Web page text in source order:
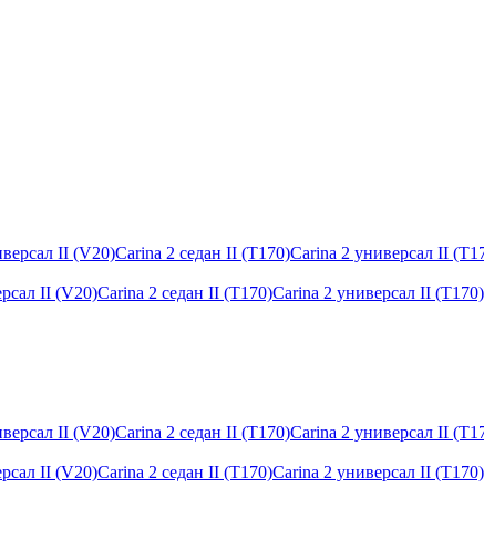
II (V20)Carina 2 седан II (T170)Carina 2 универсал II
II (V20)Carina 2 седан II (T170)Carina 2 универсал II